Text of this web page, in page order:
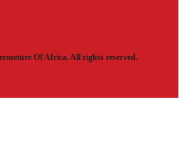
Of Africa. All rights reserved.